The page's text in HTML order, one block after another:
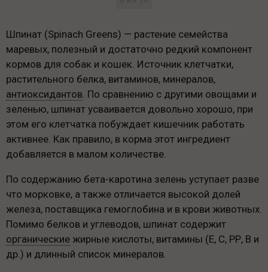
Шпинат (Spinach Greens) — растение семейства
маревых, полезный и достаточно редкий компонент
кормов для собак и кошек. Источник клетчатки,
растительного белка, витаминов, минералов,
антиоксидантов . По сравнению с другими овощами и
зеленью, шпинат усваивается довольно хорошо, при
этом его клетчатка побуждает кишечник работать
активнее. Как правило, в корма этот ингредиент
добавляется в малом количестве.
По содержанию бета-каротина зелень уступает разве
что морковке, а также отличается высокой долей
железа, поставщика гемоглобина и в крови животных.
Помимо белков и углеводов, шпинат содержит
органические жирные кислоты, витамины (Е, С, РР, В и
др.) и длинный список минералов.